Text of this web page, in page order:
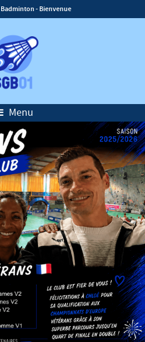
Badminton - Bienvenue
Menu